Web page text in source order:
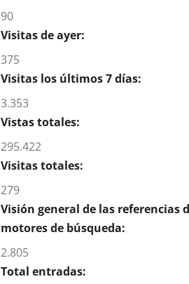
90
Visitas de ayer:
375
Visitas los últimos 7 días:
3.353
Vistas totales:
295.422
Visitas totales:
279
Visión general de las referencias
motores de búsqueda:
2.805
Total entradas: